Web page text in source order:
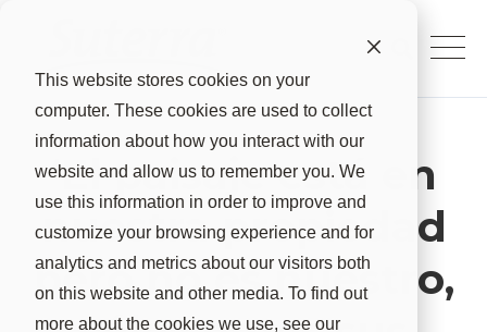
This website stores cookies on your
computer. These cookies are used to collect
information about how you interact with our
website and allow us to remember you. We
use this information in order to improve and
customize your browsing experience and for
analytics and metrics about our visitors both
on this website and other media. To find out
more about the cookies we use, see our
‘El paisaje está en
nuestra propiedad
pero no es nuestro,